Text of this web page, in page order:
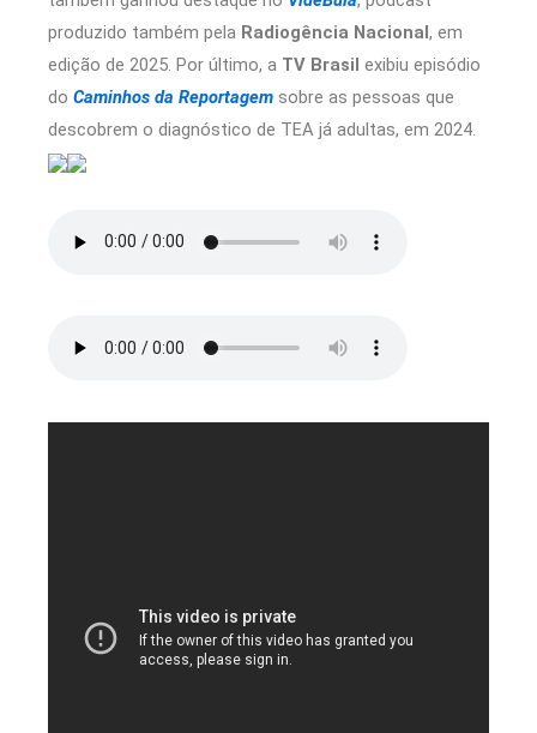
produzido também pela Radiogência Nacional, em
edição de 2025. Por último, a TV Brasil exibiu episódio
do Caminhos da Reportagem sobre as pessoas que
descobrem o diagnóstico de TEA já adultas, em 2024.